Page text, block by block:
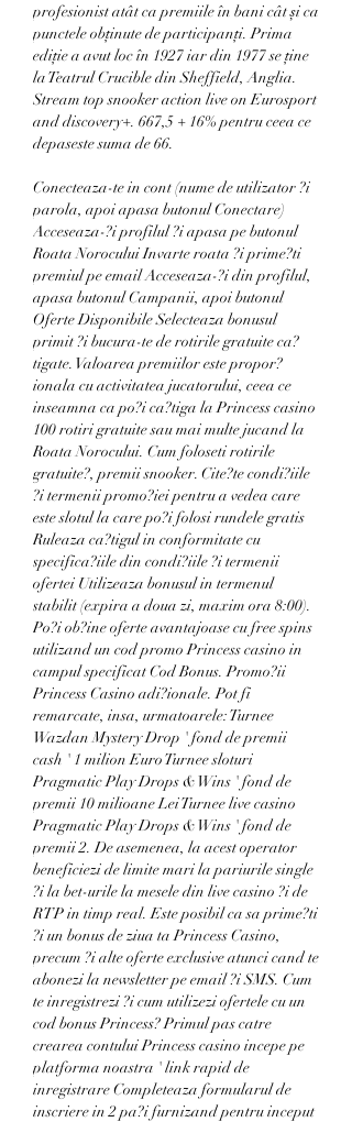
profesionist atât ca premiile în bani cât și ca
punctele obținute de participanți. Prima
ediție a avut loc în 1927 iar din 1977 se ține
la Teatrul Crucible din Sheffield, Anglia.
Stream top snooker action live on Eurosport
and discovery+. 667,5 + 16% pentru ceea ce
depaseste suma de 66.
Conecteaza-te in cont (nume de utilizator ?i
parola, apoi apasa butonul Conectare)
Acceseaza-?i profilul ?i apasa pe butonul
Roata Norocului Invarte roata ?i prime?ti
premiul pe email Acceseaza-?i din profilul,
apasa butonul Campanii, apoi butonul
Oferte Disponibile Selecteaza bonusul
primit ?i bucura-te de rotirile gratuite ca?
tigate. Valoarea premiilor este propor?
ionala cu activitatea jucatorului, ceea ce
inseamna ca po?i ca?tiga la Princess casino
100 rotiri gratuite sau mai multe jucand la
Roata Norocului. Cum foloseti rotirile
gratuite?, premii snooker. Cite?te condi?iile
?i termenii promo?iei pentru a vedea care
este slotul la care po?i folosi rundele gratis
Ruleaza ca?tigul in conformitate cu
specifica?iile din condi?iile ?i termenii
ofertei Utilizeaza bonusul in termenul
stabilit (expira a doua zi, maxim ora 8:00).
Po?i ob?ine oferte avantajoase cu free spins
utilizand un cod promo Princess casino in
campul specificat Cod Bonus. Promo?ii
Princess Casino adi?ionale. Pot fi
remarcate, insa, urmatoarele: Turnee
Wazdan Mystery Drop ' fond de premii
cash ' 1 milion Euro Turnee sloturi
Pragmatic Play Drops & Wins ' fond de
premii 10 milioane Lei Turnee live casino
Pragmatic Play Drops & Wins ' fond de
premii 2. De asemenea, la acest operator
beneficiezi de limite mari la pariurile single
?i la bet-urile la mesele din live casino ?i de
RTP in timp real. Este posibil ca sa prime?ti
?i un bonus de ziua ta Princess Casino,
precum ?i alte oferte exclusive atunci cand te
abonezi la newsletter pe email ?i SMS. Cum
te inregistrezi ?i cum utilizezi ofertele cu un
cod bonus Princess? Primul pas catre
crearea contului Princess casino incepe pe
platforma noastra ' link rapid de
inregistrare Completeaza formularul de
inscriere in 2 pa?i furnizand pentru inceput